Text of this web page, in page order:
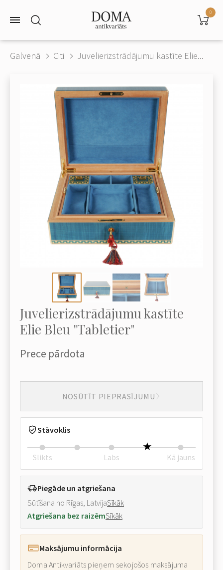
0
Galvenā Citi Juvelierizstrādājumu kastīte Elie...
Juvelierizstrādājumu kastīte
Elie Bleu "Tabletier"
Prece pārdota
NOSŪTĪT PIEPRASĪJUMU
Stāvoklis
Slikts Labs Kā jauns
Piegāde un atgriešana
Sūtīšana no Rīgas, LatvijaSīkāk
Atgriešana bez raizēmSīkāk
Maksājumu informācija
Doma Antikvariāts pieņem sekojošos maksājuma